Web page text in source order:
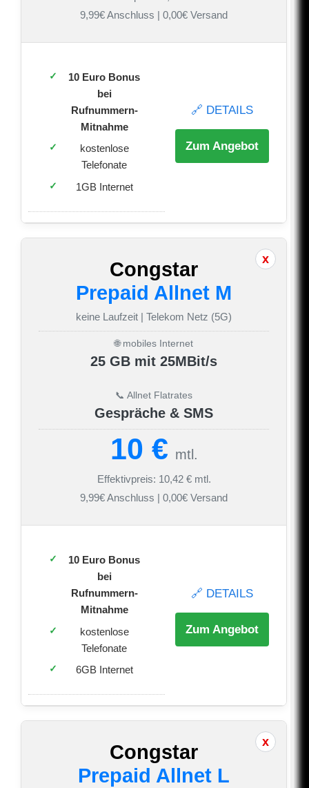
9,99€ Anschluss | 0,00€ Versand
10 Euro Bonus
bei
Rufnummern-
Mitnahme
kostenlose
Telefonate
1GB Internet
🔗 DETAILS
Zum Angebot
Congstar
Prepaid Allnet M
keine Laufzeit | Telekom Netz (5G)
🌐 mobiles Internet
25 GB mit 25MBit/s
📞 Allnet Flatrates
Gespräche & SMS
10 € mtl.
Effektivpreis: 10,42 € mtl.
9,99€ Anschluss | 0,00€ Versand
10 Euro Bonus
bei
Rufnummern-
Mitnahme
kostenlose
Telefonate
6GB Internet
🔗 DETAILS
Zum Angebot
Congstar
Prepaid Allnet L